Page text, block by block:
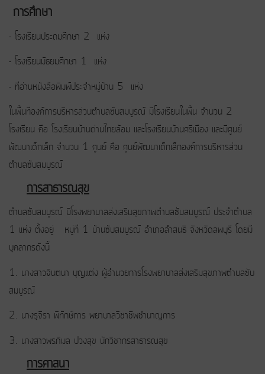
การศึกษา
- โรงเรียนประถมศึกษา 2 แห่ง
- โรงเรียนมัธยมศึกษา 1 แห่ง
- ที่อ่านหนังสือพิมพ์ประจำหมู่บ้าน 5 แห่ง
ในพื้นที่องค์การบริหารส่วนตำบลซับสมบูรณ์ มีโรงเรียนในพื้น จำนวน 2
โรงเรียน คือ โรงเรียนบ้านด่านไทยล้อม และโรงเรียนบ้านศรีเมือง และมีศูนย์
พัฒนาเด็กเล็ก จำนวน 1 ศูนย์ คือ ศูนย์พัฒนาเด็กเล็กองค์การบริหารส่วน
ตำบลซับสมบูรณ์
การสาธารณสุข
ตำบลซับสมบูรณ์ มีโรงพยาบาลส่งเสริมสุขภาพตำบลซับสมบูรณ์ ประจำตำบล
1 แห่ง ตั้งอยู่ หมู่ที่ 1 บ้านซับสมบูรณ์ อำเภอลำสนธิ จังหวัดลพบุรี โดยมี
บุคลากรดังนี้
1. นางสาวจินตนา บุญแต่ง ผู้อำนวยการโรงพยาบาลส่งเสริมสุขภาพตำบลซับ
สมบูรณ์
2. นางรุจิรา พิทักษ์การ พยาบาลวิชาชีพชำนาญการ
3. นางสาวพรภิมล ปวงสุข นักวิชากรสาธารณสุข
การศาสนา